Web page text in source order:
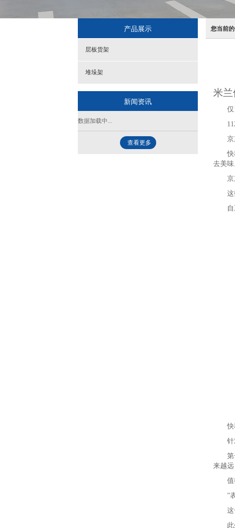
您当前
米兰
仅
京东
快科
去美味
京东
这些
自正
快科
针对
第一
来越远
值得
”表
这一
此外
产品展示
层板货架
堆垛架
新闻资讯
数据加载中...
查看更多